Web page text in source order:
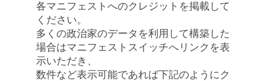
各マニフェストへのクレジットを掲載して
ください。
多くの政治家のデータを利用して構築した
場合はマニフェストスイッチへリンクを表
示いただき、
数件など表示可能であれば下記のようにク